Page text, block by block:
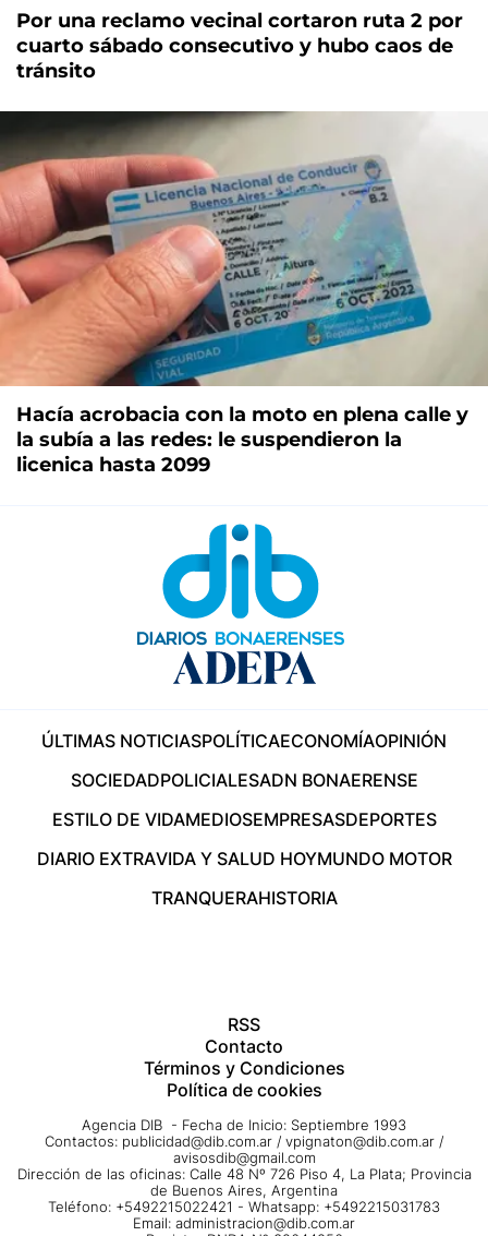
Por una reclamo vecinal cortaron ruta 2 por
cuarto sábado consecutivo y hubo caos de
tránsito
Hacía acrobacia con la moto en plena calle y
la subía a las redes: le suspendieron la
licenica hasta 2099
ÚLTIMAS NOTICIASPOLÍTICAECONOMÍAOPINIÓN
SOCIEDADPOLICIALESADN BONAERENSE
ESTILO DE VIDAMEDIOSEMPRESASDEPORTES
DIARIO EXTRAVIDA Y SALUD HOYMUNDO MOTOR
TRANQUERAHISTORIA
RSS
Contacto
Términos y Condiciones
Política de cookies
Agencia DIB - Fecha de Inicio: Septiembre 1993
Contactos: publicidad@dib.com.ar / vpignaton@dib.com.ar /
avisosdib@gmail.com
Dirección de las oficinas: Calle 48 Nº 726 Piso 4, La Plata; Provincia
de Buenos Aires, Argentina
Teléfono: +5492215022421 - Whatsapp: +5492215031783
Email: administracion@dib.com.ar